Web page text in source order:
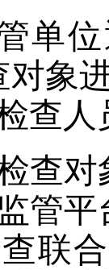
单
对象
查
检查
管
联